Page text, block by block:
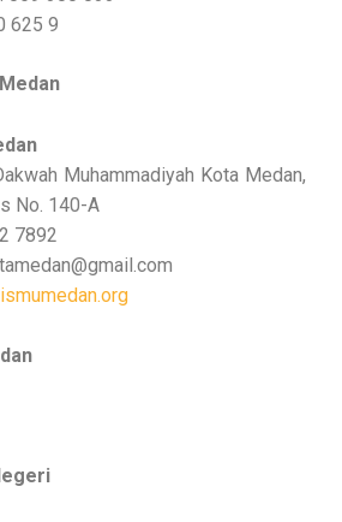
625 9
Muhammadiyah Kota Medan,
No. 140-A
7892